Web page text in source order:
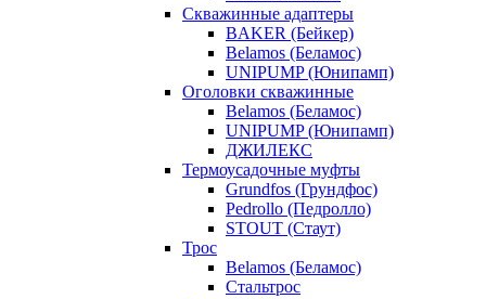
Скважинные адаптеры
BAKER (Бейкер)
Belamos (Беламос)
UNIPUMP (Юнипамп)
Оголовки скважинные
Belamos (Беламос)
UNIPUMP (Юнипамп)
ДЖИЛЕКС
Термоусадочные муфты
Grundfos (Грундфос)
Pedrollo (Педролло)
STOUT (Стаут)
Трос
Belamos (Беламос)
Стальтрос